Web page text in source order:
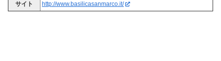
サイト
http://www.basilicasanmarco.it/